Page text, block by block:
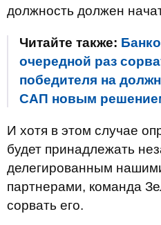
должность должен
Читайте также:
очередной раз
победителя на
САП новым
И хотя в этом случае
будет принадлежать
делегированным
партнерами, команда
сорвать его.